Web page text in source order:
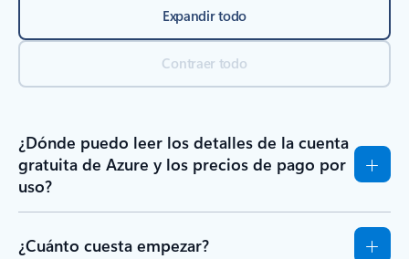
Expandir todo
Contraer todo
¿Dónde puedo leer los detalles de la cuenta
gratuita de Azure y los precios de pago por
uso?
¿Cuánto cuesta empezar?